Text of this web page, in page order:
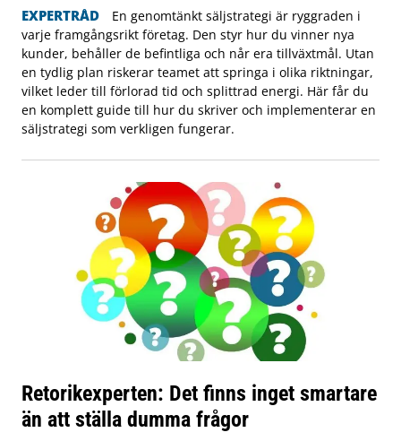
EXPERTRÅD
En genomtänkt säljstrategi är ryggraden i
varje framgångsrikt företag. Den styr hur du vinner nya
kunder, behåller de befintliga och når era tillväxtmål. Utan
en tydlig plan riskerar teamet att springa i olika riktningar,
vilket leder till förlorad tid och splittrad energi. Här får du
en komplett guide till hur du skriver och implementerar en
säljstrategi som verkligen fungerar.
Retorikexperten: Det finns inget smartare
än att ställa dumma frågor